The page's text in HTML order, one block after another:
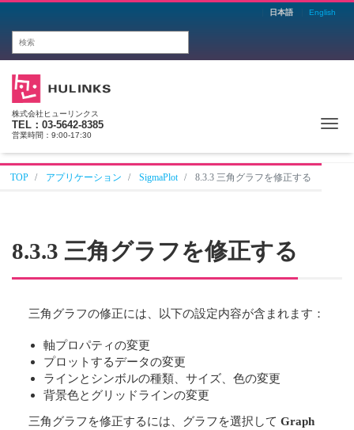
日本語 English
株式会社ヒューリンクス
TEL：03-5642-8385
営業時間：9:00-17:30
TOP アプリケーション SigmaPlot 8.3.3 三角グラフを修正する
8.3.3 三角グラフを修正する
三角グラフの修正には、以下の設定内容が含まれます：
軸プロパティの変更
プロットするデータの変更
ラインとシンボルの種類、サイズ、色の変更
背景色とグリッドラインの変更
三角グラフを修正するには、グラフを選択してGraph